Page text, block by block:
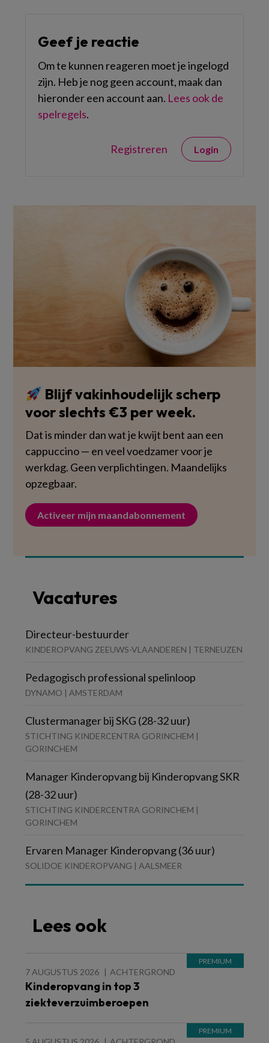
Geef je reactie
Om te kunnen reageren moet je ingelogd
zijn. Heb je nog geen account, maak dan
hieronder een account aan. Lees ook de
spelregels.
Registreren Login
Blijf vakinhoudelijk scherp
voor slechts €3 per week.
Dat is minder dan wat je kwijt bent aan een
cappuccino — en veel voedzamer voor je
werkdag. Geen verplichtingen. Maandelijks
opzegbaar.
Activeer mijn maandabonnement
Vacatures
Directeur-bestuurder
KINDEROPVANG ZEEUWS-VLAANDEREN | TERNEUZEN
Pedagogisch professional spelinloop
DYNAMO | AMSTERDAM
Clustermanager bij SKG (28-32 uur)
STICHTING KINDERCENTRA GORINCHEM |
GORINCHEM
Manager Kinderopvang bij Kinderopvang SKR
(28-32 uur)
STICHTING KINDERCENTRA GORINCHEM |
GORINCHEM
Ervaren Manager Kinderopvang (36 uur)
SOLIDOE KINDEROPVANG | AALSMEER
Lees ook
7 AUGUSTUS 2026 ACHTERGROND
Kinderopvang in top 3
ziekteverzuimberoepen